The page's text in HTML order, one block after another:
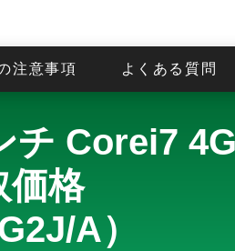
注意事項 よくある質問
Corei7
価格
A）